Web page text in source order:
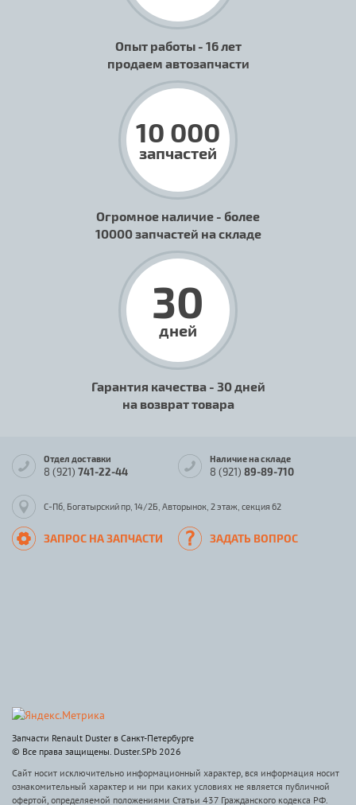
Опыт работы - 16 лет
продаем автозапчасти
10 000
запчастей
Огромное наличие - более
10000 запчастей на складе
30
дней
Гарантия качества - 30 дней
на возврат товара
Отдел доставки
8 (921) 741-22-44
Наличие на складе
8 (921) 89-89-710
С-Пб, Богатырский пр, 14/2Б, Авторынок, 2 этаж, секция 62
ЗАПРОС НА ЗАПЧАСТИ ЗАДАТЬ ВОПРОС
Запчасти Renault Duster в Санкт-Петербурге
© Все права защищены. Duster.SPb 2026
Сайт носит исключительно информационный характер, вся информация носит
ознакомительный характер и ни при каких условиях не является публичной
офертой, определяемой положениями Статьи 437 Гражданского кодекса РФ.